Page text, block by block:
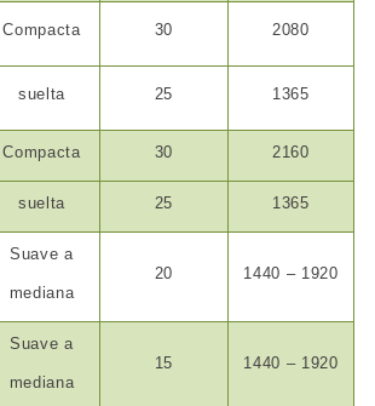
Compacta 30 2080
suelta 25 1365
Compacta 30 2160
suelta 25 1365
Suave a
mediana
20 1440 – 1920
Suave a
mediana
15 1440 – 1920